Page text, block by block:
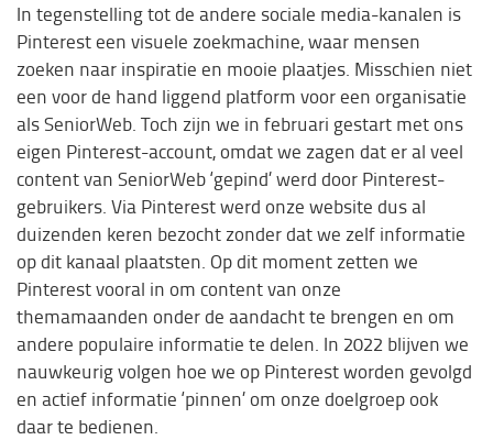
In tegenstelling tot de andere sociale media-kanalen is
Pinterest een visuele zoekmachine, waar mensen
zoeken naar inspiratie en mooie plaatjes. Misschien niet
een voor de hand liggend platform voor een organisatie
als SeniorWeb. Toch zijn we in februari gestart met ons
eigen Pinterest-account, omdat we zagen dat er al veel
content van SeniorWeb ‘gepind’ werd door Pinterest-
gebruikers. Via Pinterest werd onze website dus al
duizenden keren bezocht zonder dat we zelf informatie
op dit kanaal plaatsten. Op dit moment zetten we
Pinterest vooral in om content van onze
themamaanden onder de aandacht te brengen en om
andere populaire informatie te delen. In 2022 blijven we
nauwkeurig volgen hoe we op Pinterest worden gevolgd
en actief informatie ‘pinnen’ om onze doelgroep ook
daar te bedienen.